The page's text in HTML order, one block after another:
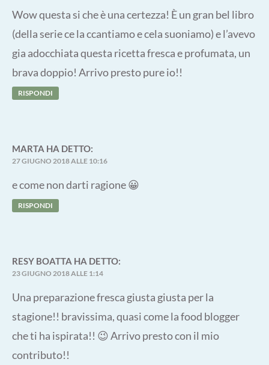
Wow questa si che è una certezza! È un gran bel libro
(della serie ce la ccantiamo e cela suoniamo) e l’avevo
gia adocchiata questa ricetta fresca e profumata, un
brava doppio! Arrivo presto pure io!!
RISPONDI
MARTA HA DETTO:
27 GIUGNO 2018 ALLE 10:16
e come non darti ragione 😀
RISPONDI
RESY BOATTA HA DETTO:
23 GIUGNO 2018 ALLE 1:14
Una preparazione fresca giusta giusta per la
stagione!! bravissima, quasi come la food blogger
che ti ha ispirata!! 😉 Arrivo presto con il mio
contributo!!